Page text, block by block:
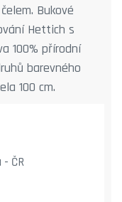
Bukové
Hettich s
100% přírodní
barevného
100 cm.
- ČR